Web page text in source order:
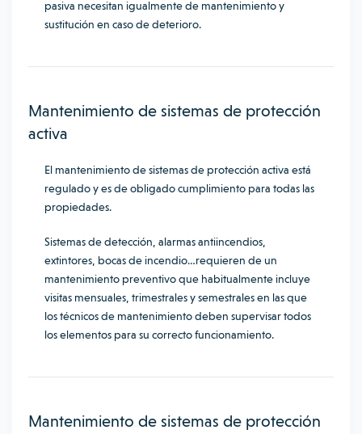
pasiva necesitan igualmente de mantenimiento y
sustitución en caso de deterioro.
Mantenimiento de sistemas de protección
activa
El mantenimiento de sistemas de protección activa está
regulado y es de obligado cumplimiento para todas las
propiedades.
Sistemas de detección, alarmas antiincendios,
extintores, bocas de incendio…requieren de un
mantenimiento preventivo que habitualmente incluye
visitas mensuales, trimestrales y semestrales en las que
los técnicos de mantenimiento deben supervisar todos
los elementos para su correcto funcionamiento.
Mantenimiento de sistemas de protección